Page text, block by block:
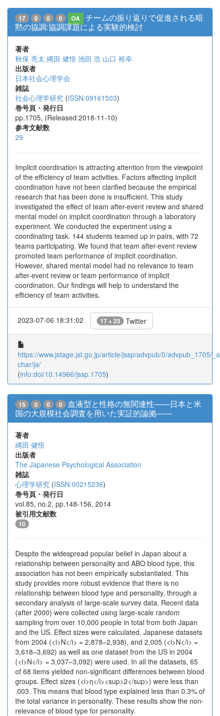
17 0 0 0 OA
チームの振り返りで促進される暗
黙の協調:協調課題による実験的検討
著者
秋保 亮太 縄田 健悟 池田 浩 山口 裕幸
出版者
日本社会心理学会
雑誌
社会心理学研究 (ISSN:09161503)
巻号頁・発行日
pp.1705, (Released:2018-11-10)
参考文献数
29
Implicit coordination is attracting attention from the viewpoint
of the efficiency of team activities. Factors affecting implicit
coordination have not been clarified because the empirical
research that has been done is insufficient. This study
investigated the effect of team after-event review and shared
mental model on implicit coordination through a laboratory
experiment. We conducted the experiment using a
coordinating task. 144 students teamed up in pairs, with 72
teams participating. We found that team after-event review
promoted team performance of implicit coordination.
However, shared mental model had no relevance to team
after-event review or team performance of implicit
coordination. Our findings will help to understand the
efficiency of team activities.
2023-07-06 18:31:02 17 + 23 Twitter
https://www.jstage.jst.go.jp/article/jssp/advpub/0/advpub_1705/
char/ja/
(info:doi/10.14966/jssp.1705)
15 0 0 0
血液型と性格の無関連性――日本と米
国の大規模社会調査を用いた実証的論拠――
著者
縄田 健悟
出版者
The Japanese Psychological Association
雑誌
心理学研究 (ISSN:00215236)
巻号頁・発行日
vol.85, no.2, pp.148-156, 2014
被引用文献数
10
Despite the widespread popular belief in Japan about a
relationship between personality and ABO blood type, this
association has not been empirically substantiated. This
study provides more robust evidence that there is no
relationship between blood type and personality, through a
secondary analysis of large-scale survey data. Recent data
(after 2000) were collected using large-scale random
sampling from over 10,000 people in total from both Japan
and the US. Effect sizes were calculated. Japanese datasets
from 2004 (<i>N</i> = 2,878–2,938), and 2,005 (<i>N</i> =
3,618–3,692) as well as one dataset from the US in 2004
(<i>N</i> = 3,037–3,092) were used. In all the datasets, 65
of 68 items yielded non-significant differences between blood
groups. Effect sizes (<i>η</i><sup>2</sup>) were less than
.003. This means that blood type explained less than 0.3% of
the total variance in personality. These results show the non-
relevance of blood type for personality.